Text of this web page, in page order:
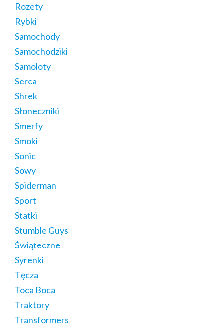
Rozety
Rybki
Samochody
Samochodziki
Samoloty
Serca
Shrek
Słoneczniki
Smerfy
Smoki
Sonic
Sowy
Spiderman
Sport
Statki
Stumble Guys
Świąteczne
Syrenki
Tęcza
Toca Boca
Traktory
Transformers